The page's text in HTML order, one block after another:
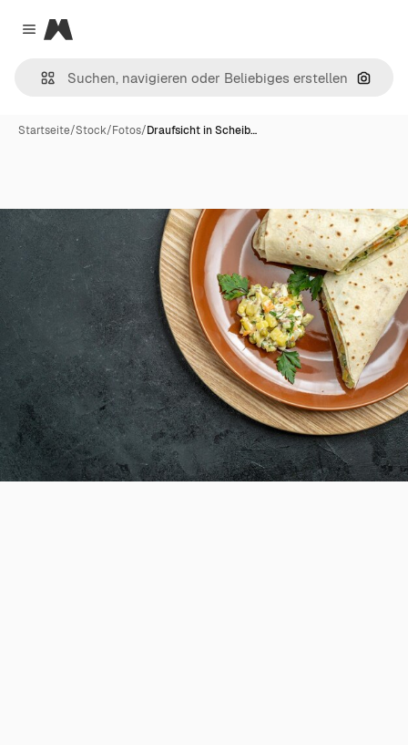
Close menu
Magnific
Nach
Startseite/Stock/Fotos/Draufsicht in Scheib…